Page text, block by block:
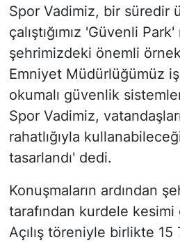
Spor Vadimiz, bir süredir
çalıştığımız 'Güvenli
şehrimizdeki önemli
Emniyet Müdürlüğümüz
okumalı güvenlik
Spor Vadimiz,
rahatlığıyla
tasarlandı' dedi.
Konuşmaların ardından
tarafından kurdele
Açılış töreniyle birlikte 15